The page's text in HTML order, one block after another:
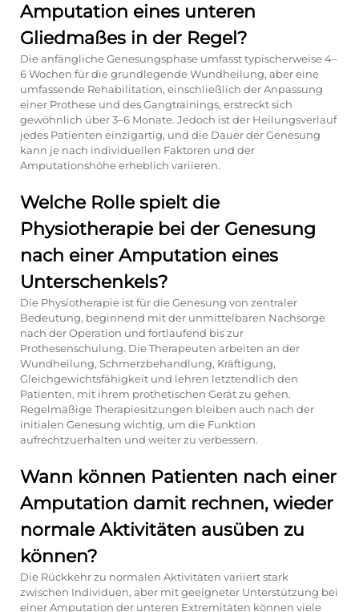
Amputation eines unteren
Gliedmaßes in der Regel?
Die anfängliche Genesungsphase umfasst typischerweise 4–
6 Wochen für die grundlegende Wundheilung, aber eine
umfassende Rehabilitation, einschließlich der Anpassung
einer Prothese und des Gangtrainings, erstreckt sich
gewöhnlich über 3–6 Monate. Jedoch ist der Heilungsverlauf
jedes Patienten einzigartig, und die Dauer der Genesung
kann je nach individuellen Faktoren und der
Amputationshöhe erheblich variieren.
Welche Rolle spielt die
Physiotherapie bei der Genesung
nach einer Amputation eines
Unterschenkels?
Die Physiotherapie ist für die Genesung von zentraler
Bedeutung, beginnend mit der unmittelbaren Nachsorge
nach der Operation und fortlaufend bis zur
Prothesenschulung. Die Therapeuten arbeiten an der
Wundheilung, Schmerzbehandlung, Kräftigung,
Gleichgewichtsfähigkeit und lehren letztendlich den
Patienten, mit ihrem prothetischen Gerät zu gehen.
Regelmäßige Therapiesitzungen bleiben auch nach der
initialen Genesung wichtig, um die Funktion
aufrechtzuerhalten und weiter zu verbessern.
Wann können Patienten nach einer
Amputation damit rechnen, wieder
normale Aktivitäten ausüben zu
können?
Die Rückkehr zu normalen Aktivitäten variiert stark
zwischen Individuen, aber mit geeigneter Unterstützung bei
einer Amputation der unteren Extremitäten können viele